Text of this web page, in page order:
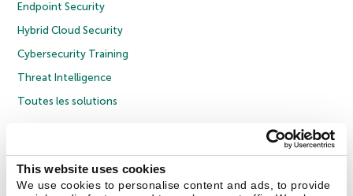
This website uses cookies
We use cookies to personalise content and ads, to provide
Endpoint Security
Hybrid Cloud Security
Cybersecurity Training
Threat Intelligence
Toutes les solutions
Politique de confidentialité
Politique anticorruption
Contrat de licence grand public
Contrat de licence entreprises
Cookies